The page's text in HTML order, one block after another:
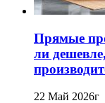
Прямые
ли
22 Май 2026г